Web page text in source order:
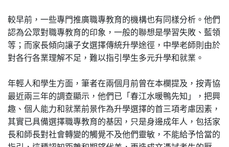
較早前，一些專門推廣職專教育的機構也有同樣分析。他們
認為公眾對職專教育的印象，一般的聯想是學習失敗、藍領
等；而家長傾向讓子女選擇傳統升學途徑，中學老師則由於
對各行各業理解不足，難以指引學生多元升學和就業。
年輕人和學生方面，筆者在兩個月前曾在本欄提及，按青協
最近兩三年的調查顯示，他們已「春江水暖鴨先知」，把興
趣、個人能力和就業前景作為升學選擇的首三項考慮因素，
其實已具備選擇職專教育的基因，只是身邊成年人，包括家
長和師長對社會轉變的觸覺不及他們靈敏，不能給予恰當的